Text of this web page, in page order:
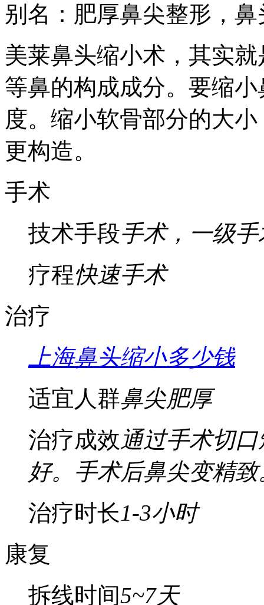
别名：肥厚鼻尖整形，
美莱鼻头缩小术，其实
等鼻的构成成分。要缩
度。缩小软骨部分的大
更构造。
手术
技术手段手术，一级手
疗程快速手术
治疗
上海鼻头缩小多少钱
适宜人群鼻尖肥厚
治疗成效通过手术切
好。手术后鼻尖变精致
治疗时长1-3小时
康复
拆线时间5~7天